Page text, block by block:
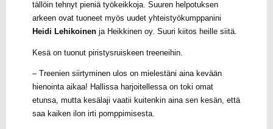
tällöin tehnyt pieniä työkeikkoja. Suuren helpotuksen
arkeen ovat tuoneet myös uudet yhteistyökumppanini
Heidi Lehikoinenja Heikkinen oy. Suuri kiitos heille siitä.
Kesä on tuonut piristysruiskeen treeneihin.
– Treenien siirtyminen ulos on mielestäni aina kevään
hienointa aikaa! Hallissa harjoitellessa on toki omat
etunsa, mutta kesälaji vaatii kuitenkin aina sen kesän, että
saa kaiken ilon irti pomppimisesta.